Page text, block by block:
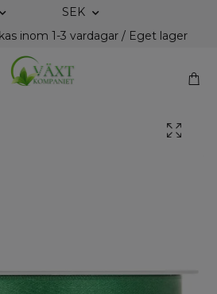
SEK
inom 1-3 vardagar / Eget lager